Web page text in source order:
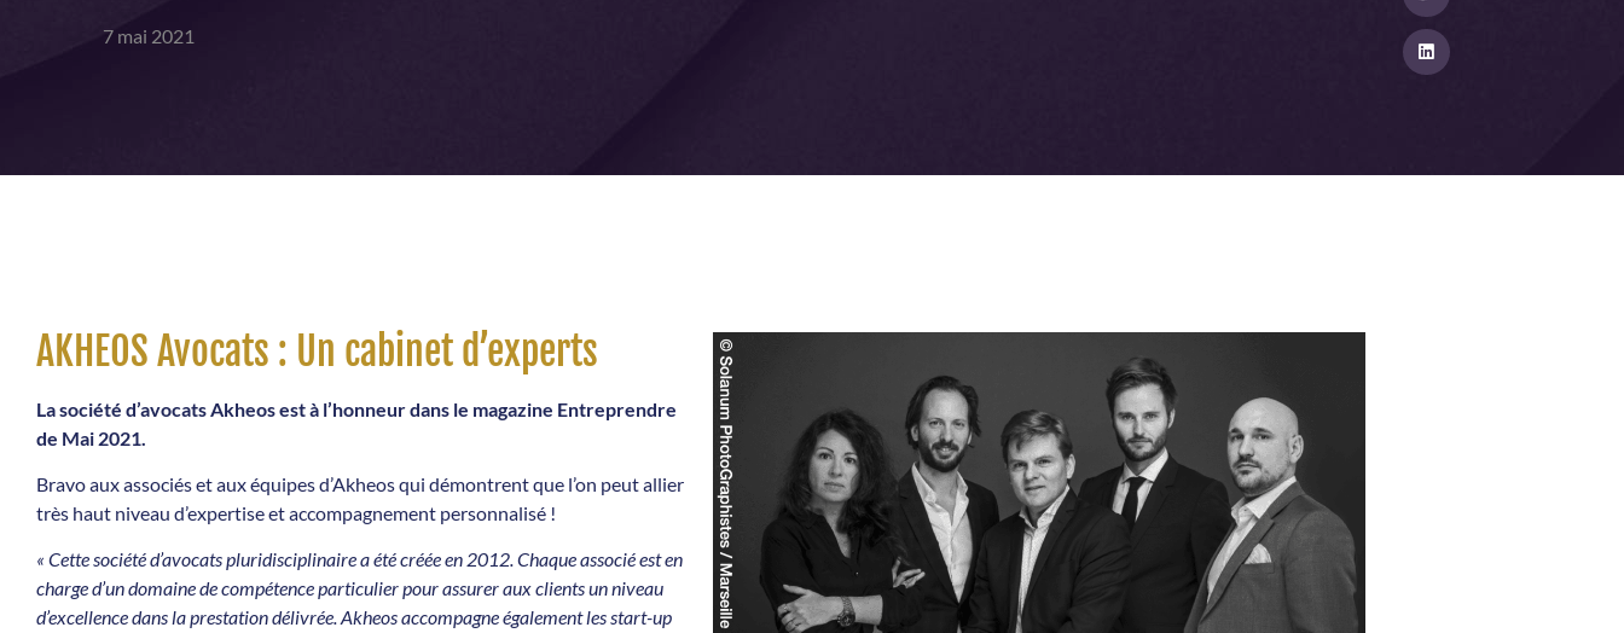
7 mai 2021
AKHEOS Avocats : Un cabinet d’experts
La société d’avocats Akheos est à l’honneur dans le magazine Entreprendre
de Mai 2021.
Bravo aux associés et aux équipes d’Akheos qui démontrent que l’on peut allier
très haut niveau d’expertise et accompagnement personnalisé !
« Cette société d’avocats pluridisciplinaire a été créée en 2012. Chaque associé est en
charged’un domaine de compétence particulier pour assurer aux clients un niveau
d’excellencedans la prestation délivrée. Akheos accompagne également les start-up